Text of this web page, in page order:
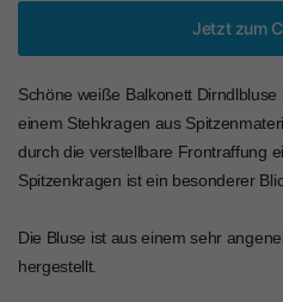
Jetzt zum
Schöne weiße Balkonett
einem Stehkragen aus
durch die verstellbare Frontraffung
Spitzenkragen ist ein besonderer
Die Bluse ist aus einem sehr
hergestellt.